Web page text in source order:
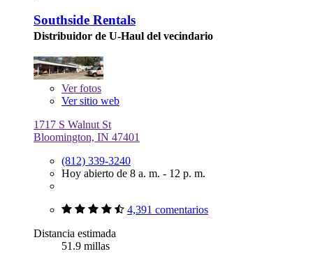
Southside Rentals
Distribuidor de U-Haul del vecindario
Verfotos
Ver sitio web
1717 S Walnut St
Bloomington, IN 47401
(812) 339-3240
Hoy abierto de 8 a. m. - 12 p. m.
4,391 comentarios
Distancia estimada
51.9 millas